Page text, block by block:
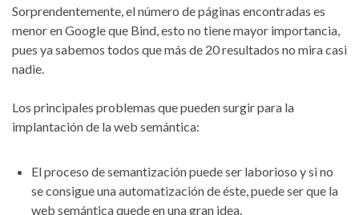
Sorprendentemente, el número de páginas encontradas es
menor en Google que Bind, esto no tiene mayor importancia,
pues ya sabemos todos que más de 20 resultados no mira casi
nadie.
Los principales problemas que pueden surgir para la
implantación de la web semántica:
El proceso de semantización puede ser laborioso y si no
se consigue una automatización de éste, puede ser que la
web semántica quede en una gran idea.